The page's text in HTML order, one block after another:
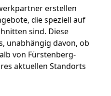
erstellen
die speziell auf
sind. Diese
unabhängig davon, ob
von Fürstenberg-
aktuellen Standorts